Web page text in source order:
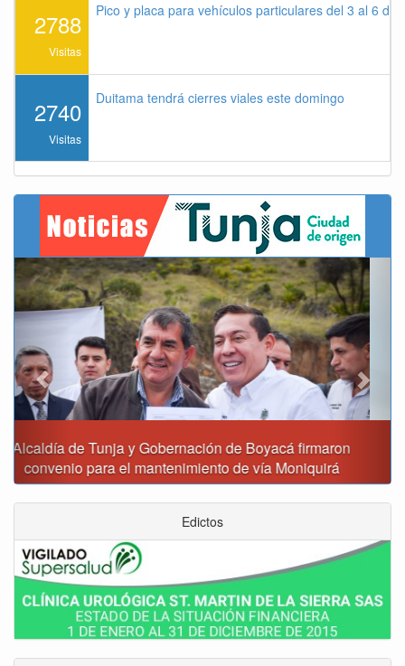
2788
Visitas
Pico y placa para vehículos particulares del 3 al 6 de
2740
Visitas
Duitama tendrá cierres viales este domingo
Reporte del tiempo en Boyacá para el viernes
Previous Next
Edictos